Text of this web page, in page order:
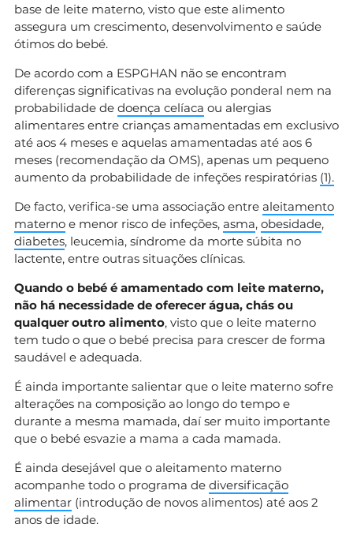
base de leite materno, visto que este alimento
assegura um crescimento, desenvolvimento e saúde
ótimos do bebé.
De acordo com a ESPGHAN não se encontram
diferenças significativas na evolução ponderal nem na
probabilidade de doença celíaca ou alergias
alimentares entre crianças amamentadas em exclusivo
até aos 4 meses e aquelas amamentadas até aos 6
meses (recomendação da OMS), apenas um pequeno
aumento da probabilidade de infeções respiratórias (1).
De facto, verifica-se uma associação entre aleitamento
materno e menor risco de infeções, asma, obesidade,
diabetes, leucemia, síndrome da morte súbita no
lactente, entre outras situações clínicas.
Quando o bebé é amamentado com leite materno,
não há necessidade de oferecer água, chás ou
qualquer outro alimento, visto que o leite materno
tem tudo o que o bebé precisa para crescer de forma
saudável e adequada.
É ainda importante salientar que o leite materno sofre
alterações na composição ao longo do tempo e
durante a mesma mamada, daí ser muito importante
que o bebé esvazie a mama a cada mamada.
É ainda desejável que o aleitamento materno
acompanhe todo o programa de diversificação
alimentar (introdução de novos alimentos) até aos 2
anos de idade.